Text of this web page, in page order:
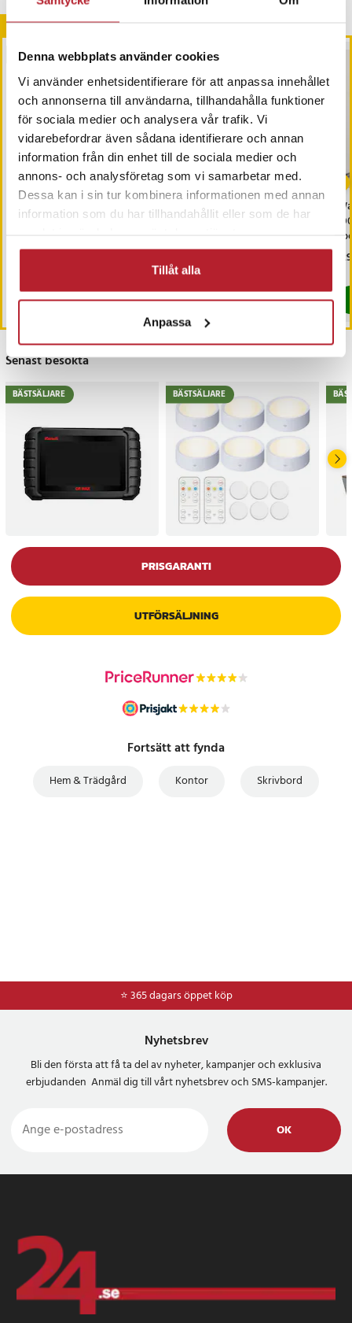
Denna webbplats använder cookies
Vi använder enhetsidentifierare för att anpassa innehållet
och annonserna till användarna, tillhandahålla funktioner
för sociala medier och analysera vår trafik. Vi
vidarebefordrar även sådana identifierare och annan
information från din enhet till de sociala medier och
annons- och analysföretag som vi samarbetar med.
Dessa kan i sin tur kombinera informationen med annan
information som du har tillhandahållit eller som de har
Tillåt alla
Anpassa
Andra köpte också
BÄSTSÄLJARE
Stånghållare 4-pack -
Transparent 6 x 6 cm
I lager, levereras inom 1-2 vardagar
Köp
USB-Adapter USB-C till
Lightning
I lager, levereras inom 1-2 vardagar
Köp
Senast besökta
BÄSTSÄLJARE BÄSTSÄLJARE
PRISGARANTI
UTFÖRSÄLJNING
Fortsätt att fynda
Hem & Trädgård Kontor Skrivbord
⭐ 365 dagars öppet köp
⭐Frakt 49kr *
Nyhetsbrev
Bli den första att få ta del av nyheter, kampanjer och exklusiva
erbjudanden Anmäl dig till vårt nyhetsbrev och SMS-kampanjer.
OK